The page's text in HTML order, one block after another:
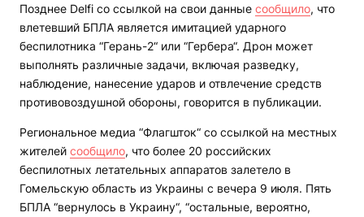
Позднее Delfi со ссылкой на свои данные сообщило, что
влетевший БПЛА является имитацией ударного
беспилотника “Герань-2“ или “Гербера“. Дрон может
выполнять различные задачи, включая разведку,
наблюдение, нанесение ударов и отвлечение средств
противовоздушной обороны, говорится в публикации.
Региональное медиа “Флагшток“ со ссылкой на местных
жителей сообщило, что более 20 российских
беспилотных летательных аппаратов залетело в
Гомельскую область из Украины с вечера 9 июля. Пять
БПЛА “вернулось в Украину“, “остальные, вероятно,